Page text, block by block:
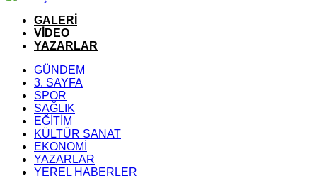
GALERİ
VİDEO
YAZARLAR
GÜNDEM
3. SAYFA
SPOR
SAĞLIK
EĞİTİM
KÜLTÜR SANAT
EKONOMİ
YAZARLAR
YEREL HABERLER